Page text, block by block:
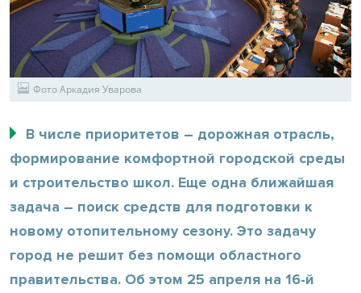
Фото Аркадия Уварова
В числе приоритетов – дорожная отрасль,
формирование комфортной городской среды
и строительство школ. Еще одна ближайшая
задача – поиск средств для подготовки к
новому отопительному сезону. Это задачу
город не решит без помощи областного
правительства. Об этом 25 апреля на 16-й